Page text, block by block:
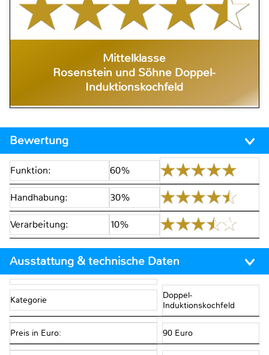
Mittelklasse
Rosenstein und Söhne Doppel-
Induktionskochfeld
Bewertung
Funktion: 60%
Handhabung: 30%
Verarbeitung: 10%
Ausstattung & technische Daten
Kategorie
Doppel-
Induktionskochfeld
Preis in Euro: 90 Euro